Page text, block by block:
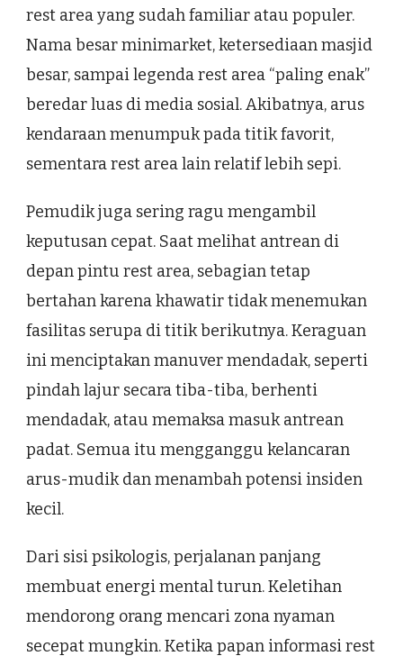
rest area yang sudah familiar atau populer.
Nama besar minimarket, ketersediaan masjid
besar, sampai legenda rest area “paling enak”
beredar luas di media sosial. Akibatnya, arus
kendaraan menumpuk pada titik favorit,
sementara rest area lain relatif lebih sepi.
Pemudik juga sering ragu mengambil
keputusan cepat. Saat melihat antrean di
depan pintu rest area, sebagian tetap
bertahan karena khawatir tidak menemukan
fasilitas serupa di titik berikutnya. Keraguan
ini menciptakan manuver mendadak, seperti
pindah lajur secara tiba-tiba, berhenti
mendadak, atau memaksa masuk antrean
padat. Semua itu mengganggu kelancaran
arus-mudik dan menambah potensi insiden
kecil.
Dari sisi psikologis, perjalanan panjang
membuat energi mental turun. Keletihan
mendorong orang mencari zona nyaman
secepat mungkin. Ketika papan informasi rest